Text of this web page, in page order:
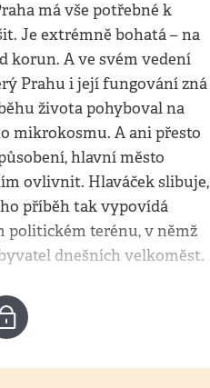
má vše potřebné k
Je extrémně bohatá – na
korun. A ve svém vedení
Prahu i její fungování zná
života pohyboval na
mikrokosmu. A ani přesto
hlavní město
ovlivnit. Hlaváček slibuje,
příběh tak vypovídá
politickém terénu, v němž
dnešních velkoměst.